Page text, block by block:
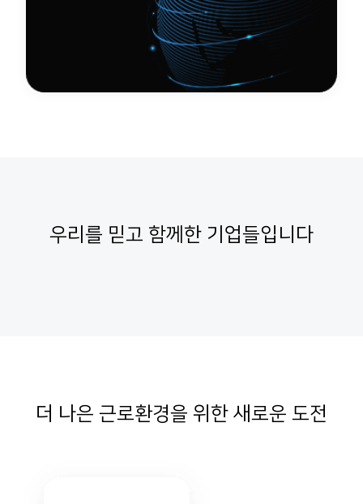
우리를 믿고 함께한 기업들입니다
더 나은 근로환경을 위한 새로운 도전